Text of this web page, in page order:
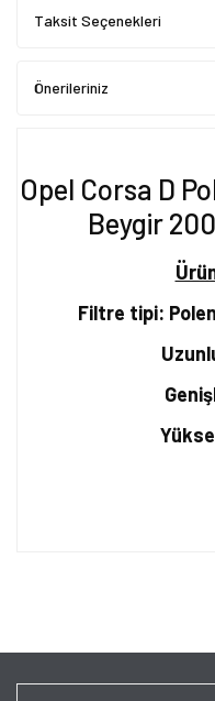
Taksit Seçenekleri
Önerileriniz
Opel Corsa D
Beygir
Filtre tipi: